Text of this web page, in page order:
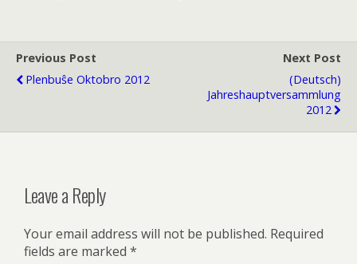
Previous Post
Plenbuŝe Oktobro 2012
Next Post
(Deutsch)
Jahreshauptversammlung
2012
Leave a Reply
Your email address will not be published. Required
fields are marked *